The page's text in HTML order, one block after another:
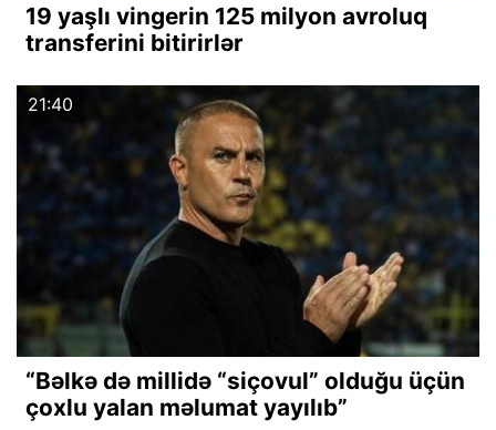
19 yaşlı vingerin 125 milyon avroluq
transferini bitirirlər
21:40
“Bəlkə də millidə “siçovul” olduğu üçün
çoxlu yalan məlumat yayılıb”